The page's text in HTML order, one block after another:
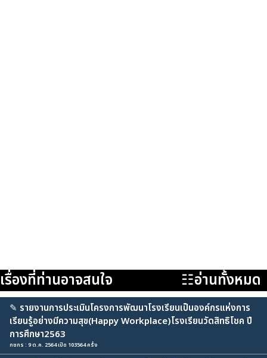
เรื่องที่ท่านอาจสนใจ ☷อ่านทั้งหมด
✎ รายงานการประเมินโครงการพัฒนาโรงเรียนเป็นองค์กรแห่งการ
เรียนรู้อย่างมีความสุข(Happy Workplace)โรงเรียนวัดสิทธิโชค ปี
การศึกษา2563
กชกร : 9 ต.ค. 2564 เปิด 103564 ครั้ง